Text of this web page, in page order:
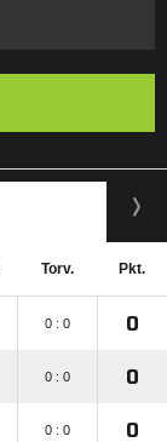
Torv. Pkt.
0 : 0 0
0 : 0 0
0 : 0 0